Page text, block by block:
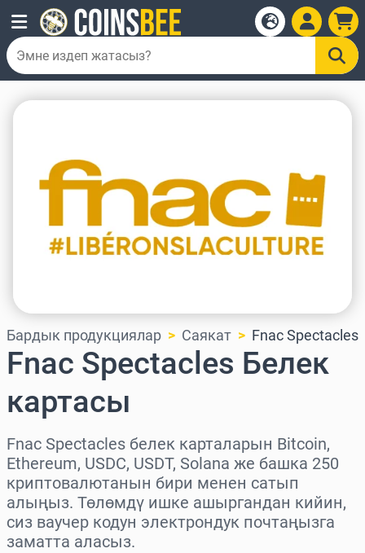
Бардык продукциялар Саякат Fnac Spectacles
Fnac Spectacles Белек
картасы
Fnac Spectacles белек карталарын Bitcoin,
Ethereum, USDC, USDT, Solana же башка 250
криптовалютанын бири менен сатып
алыңыз. Төлөмдү ишке ашыргандан кийин,
сиз ваучер кодун электрондук почтаңызга
заматта аласыз.